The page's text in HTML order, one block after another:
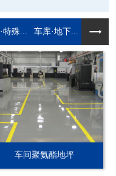
特殊... 车库·地下...
车间聚氨酯地坪